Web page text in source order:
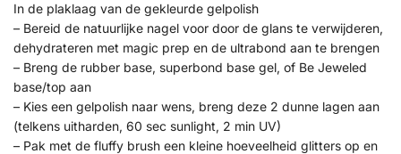
In de plaklaag van de gekleurde gelpolish
– Bereid de natuurlijke nagel voor door de glans te verwijderen,
dehydrateren met magic prep en de ultrabond aan te brengen
– Breng de rubber base, superbond base gel, of Be Jeweled
base/top aan
– Kies een gelpolish naar wens, breng deze 2 dunne lagen aan
(telkens uitharden, 60 sec sunlight, 2 min UV)
– Pak met de fluffy brush een kleine hoeveelheid glitters op en